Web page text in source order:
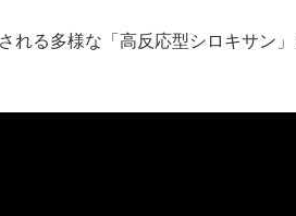
れる多様な「高反応型シロキサン